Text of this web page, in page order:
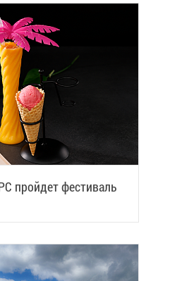
прой­дет фе­сти­валь